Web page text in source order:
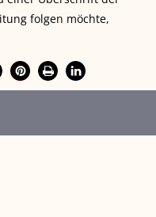
folgen möchte,